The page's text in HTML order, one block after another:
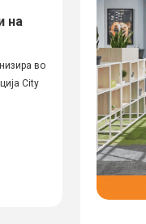
на
во
City